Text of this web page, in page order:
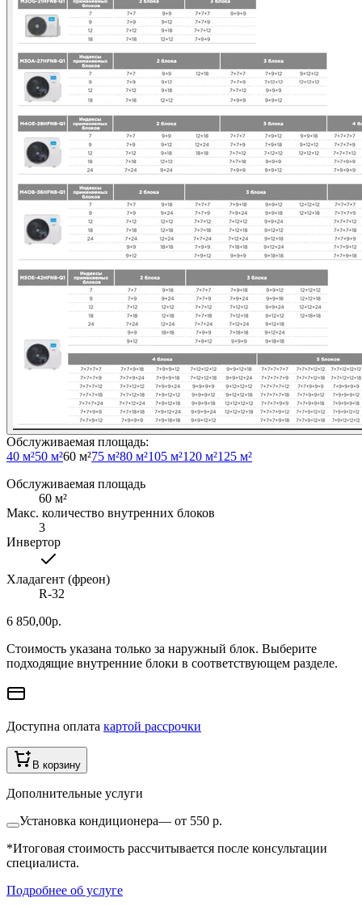
Обслуживаемая площадь:
40 м²50 м²60 м²75 м²80 м²105 м²120 м²125 м²
Обслуживаемая площадь
60 м²
Макс. количество внутренних блоков
3
Инвертор
Хладагент (фреон)
R-32
6 850,00р.
Стоимость указана только за наружный блок. Выберите
подходящие внутренние блоки в соответствующем разделе.
Доступна оплата картой рассрочки
В корзину
Дополнительные услуги
Установка кондиционера— от 550 р.
*Итоговая стоимость рассчитывается после консультации
специалиста.
Подробнее об услуге